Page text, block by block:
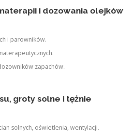
i dozowania olejków
i parowników.
zapachów.
groty solne i tężnie
solnych, oświetlenia, wentylacji.